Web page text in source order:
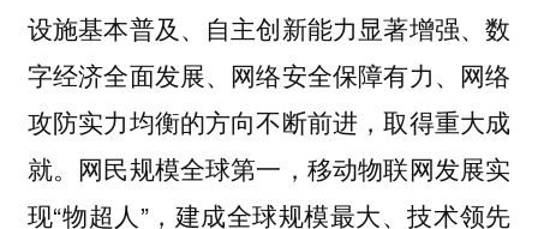
设施基本普及、自主创新能力显著增强、数
字经济全面发展、网络安全保障有力、网络
攻防实力均衡的方向不断前进，取得重大成
就。网民规模全球第一，移动物联网发展实
现“物超人”，建成全球规模最大、技术领先